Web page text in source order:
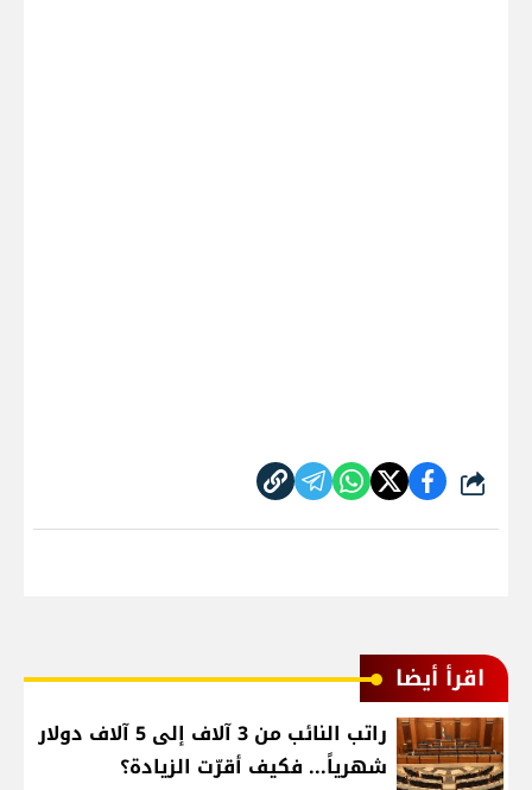
شارك
اقرأ أيضا
راتب النائب من 3 آلاف إلى 5 آلاف دولار
شهرياً... فكيف أقرّت الزيادة؟